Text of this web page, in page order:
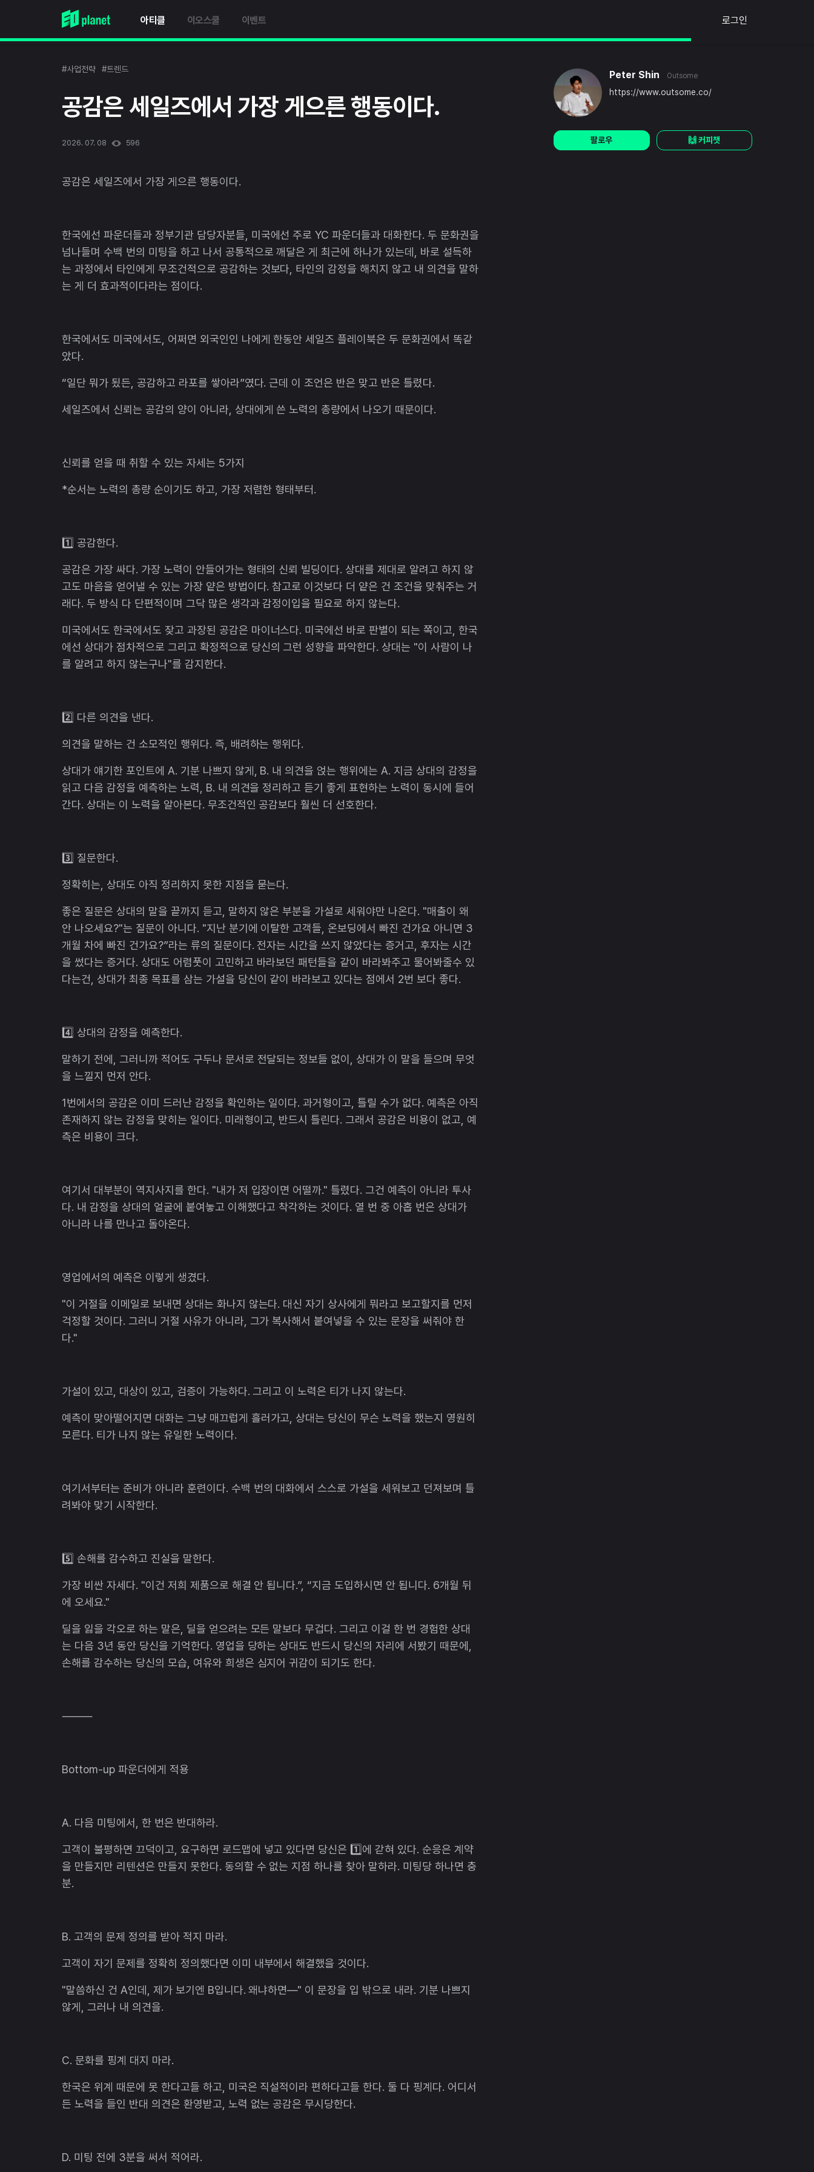
아티클 이오스쿨 이벤트 로그인
#사업전략 #트렌드
공감은 세일즈에서 가장 게으른 행동이다.
2026. 07. 08 596
공감은 세일즈에서 가장 게으른 행동이다.
한국에선 파운더들과 정부기관 담당자분들, 미국에선 주로 YC 파운더들과 대화한다. 두 문화권을
넘나들며 수백 번의 미팅을 하고 나서 공통적으로 깨달은 게 최근에 하나가 있는데, 바로 설득하
는 과정에서 타인에게 무조건적으로 공감하는 것보다, 타인의 감정을 해치지 않고 내 의견을 말하
는 게 더 효과적이다라는 점이다.
한국에서도 미국에서도, 어쩌면 외국인인 나에게 한동안 세일즈 플레이북은 두 문화권에서 똑같
았다.
“일단 뭐가 됬든, 공감하고 라포를 쌓아라”였다. 근데 이 조언은 반은 맞고 반은 틀렸다.
세일즈에서 신뢰는 공감의 양이 아니라, 상대에게 쓴 노력의 총량에서 나오기 때문이다.
신뢰를 얻을 때 취할 수 있는 자세는 5가지
*순서는 노력의 총량 순이기도 하고, 가장 저렴한 형태부터.
1️⃣ 공감한다.
공감은 가장 싸다. 가장 노력이 안들어가는 형태의 신뢰 빌딩이다. 상대를 제대로 알려고 하지 않
고도 마음을 얻어낼 수 있는 가장 얕은 방법이다. 참고로 이것보다 더 얕은 건 조건을 맞춰주는 거
래다. 두 방식 다 단편적이며 그닥 많은 생각과 감정이입을 필요로 하지 않는다.
미국에서도 한국에서도 잦고 과장된 공감은 마이너스다. 미국에선 바로 판별이 되는 쪽이고, 한국
에선 상대가 점차적으로 그리고 확정적으로 당신의 그런 성향을 파악한다. 상대는 "이 사람이 나
를 알려고 하지 않는구나"를 감지한다.
2️⃣ 다른 의견을 낸다.
의견을 말하는 건 소모적인 행위다. 즉, 배려하는 행위다.
상대가 얘기한 포인트에 A. 기분 나쁘지 않게, B. 내 의견을 얹는 행위에는 A. 지금 상대의 감정을
읽고 다음 감정을 예측하는 노력, B. 내 의견을 정리하고 듣기 좋게 표현하는 노력이 동시에 들어
간다. 상대는 이 노력을 알아본다. 무조건적인 공감보다 훨씬 더 선호한다.
3️⃣ 질문한다.
정확히는, 상대도 아직 정리하지 못한 지점을 묻는다.
좋은 질문은 상대의 말을 끝까지 듣고, 말하지 않은 부분을 가설로 세워야만 나온다. "매출이 왜
안 나오세요?"는 질문이 아니다. "지난 분기에 이탈한 고객들, 온보딩에서 빠진 건가요 아니면 3
개월 차에 빠진 건가요?”라는 류의 질문이다. 전자는 시간을 쓰지 않았다는 증거고, 후자는 시간
을 썼다는 증거다. 상대도 어렴풋이 고민하고 바라보던 패턴들을 같이 바라봐주고 물어봐줄수 있
다는건, 상대가 최종 목표를 삼는 가설을 당신이 같이 바라보고 있다는 점에서 2번 보다 좋다.
4️⃣ 상대의 감정을 예측한다.
말하기 전에, 그러니까 적어도 구두나 문서로 전달되는 정보들 없이, 상대가 이 말을 들으며 무엇
을 느낄지 먼저 안다.
1번에서의 공감은 이미 드러난 감정을 확인하는 일이다. 과거형이고, 틀릴 수가 없다. 예측은 아직
존재하지 않는 감정을 맞히는 일이다. 미래형이고, 반드시 틀린다. 그래서 공감은 비용이 없고, 예
측은 비용이 크다.
여기서 대부분이 역지사지를 한다. "내가 저 입장이면 어떨까." 틀렸다. 그건 예측이 아니라 투사
다. 내 감정을 상대의 얼굴에 붙여놓고 이해했다고 착각하는 것이다. 열 번 중 아홉 번은 상대가
아니라 나를 만나고 돌아온다.
영업에서의 예측은 이렇게 생겼다.
"이 거절을 이메일로 보내면 상대는 화나지 않는다. 대신 자기 상사에게 뭐라고 보고할지를 먼저
걱정할 것이다. 그러니 거절 사유가 아니라, 그가 복사해서 붙여넣을 수 있는 문장을 써줘야 한
다."
가설이 있고, 대상이 있고, 검증이 가능하다. 그리고 이 노력은 티가 나지 않는다.
예측이 맞아떨어지면 대화는 그냥 매끄럽게 흘러가고, 상대는 당신이 무슨 노력을 했는지 영원히
모른다. 티가 나지 않는 유일한 노력이다.
여기서부터는 준비가 아니라 훈련이다. 수백 번의 대화에서 스스로 가설을 세워보고 던져보며 틀
려봐야 맞기 시작한다.
5️⃣ 손해를 감수하고 진실을 말한다.
가장 비싼 자세다. "이건 저희 제품으로 해결 안 됩니다.”, “지금 도입하시면 안 됩니다. 6개월 뒤
에 오세요."
딜을 잃을 각오로 하는 말은, 딜을 얻으려는 모든 말보다 무겁다. 그리고 이걸 한 번 경험한 상대
는 다음 3년 동안 당신을 기억한다. 영업을 당하는 상대도 반드시 당신의 자리에 서봤기 때문에,
손해를 감수하는 당신의 모습, 여유와 희생은 심지어 귀감이 되기도 한다.
⸻
Bottom-up 파운더에게 적용
A. 다음 미팅에서, 한 번은 반대하라.
고객이 불평하면 끄덕이고, 요구하면 로드맵에 넣고 있다면 당신은 1️⃣에 갇혀 있다. 순응은 계약
을 만들지만 리텐션은 만들지 못한다. 동의할 수 없는 지점 하나를 찾아 말하라. 미팅당 하나면 충
분.
B. 고객의 문제 정의를 받아 적지 마라.
고객이 자기 문제를 정확히 정의했다면 이미 내부에서 해결했을 것이다.
"말씀하신 건 A인데, 제가 보기엔 B입니다. 왜냐하면—" 이 문장을 입 밖으로 내라. 기분 나쁘지
않게, 그러나 내 의견을.
C. 문화를 핑계 대지 마라.
한국은 위계 때문에 못 한다고들 하고, 미국은 직설적이라 편하다고들 한다. 둘 다 핑계다. 어디서
든 노력을 들인 반대 의견은 환영받고, 노력 없는 공감은 무시당한다.
D. 미팅 전에 3분을 써서 적어라.
Peter Shin Outsome
https://www.outsome.co/
팔로우 🙌 커피챗